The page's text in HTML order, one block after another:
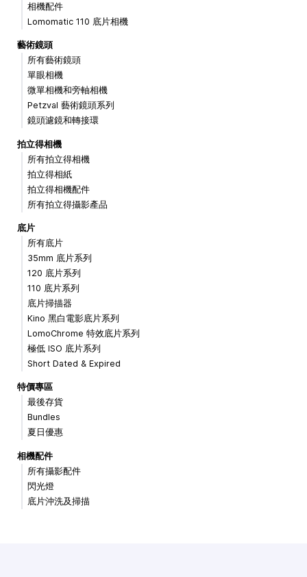
相機配件
Lomomatic 110 底片相機
藝術鏡頭
所有藝術鏡頭
單眼相機
微單相機和旁軸相機
Petzval 藝術鏡頭系列
鏡頭濾鏡和轉接環
拍立得相機
所有拍立得相機
拍立得相紙
拍立得相機配件
所有拍立得攝影產品
底片
所有底片
35mm 底片系列
120 底片系列
110 底片系列
底片掃描器
Kino 黑白電影底片系列
LomoChrome 特效底片系列
極低 ISO 底片系列
Short Dated & Expired
特價專區
最後存貨
Bundles
夏日優惠
相機配件
所有攝影配件
閃光燈
底片沖洗及掃描